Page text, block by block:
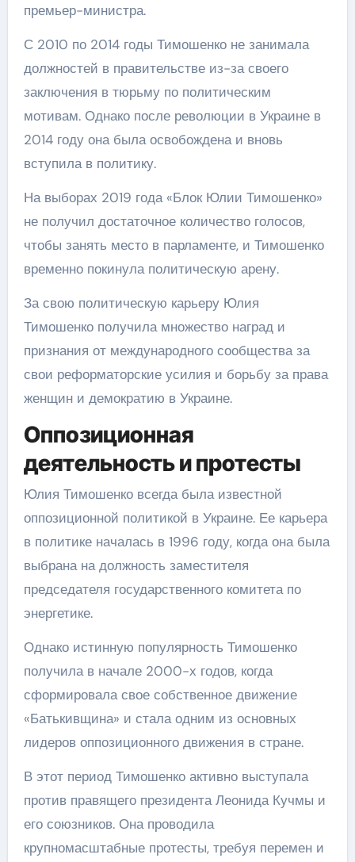
премьер-министра.
С 2010 по 2014 годы Тимошенко не занимала
должностей в правительстве из-за своего
заключения в тюрьму по политическим
мотивам. Однако после революции в Украине в
2014 году она была освобождена и вновь
вступила в политику.
На выборах 2019 года «Блок Юлии Тимошенко»
не получил достаточное количество голосов,
чтобы занять место в парламенте, и Тимошенко
временно покинула политическую арену.
За свою политическую карьеру Юлия
Тимошенко получила множество наград и
признания от международного сообщества за
свои реформаторские усилия и борьбу за права
женщин и демократию в Украине.
Оппозиционная
деятельность и протесты
Юлия Тимошенко всегда была известной
оппозиционной политикой в Украине. Ее карьера
в политике началась в 1996 году, когда она была
выбрана на должность заместителя
председателя государственного комитета по
энергетике.
Однако истинную популярность Тимошенко
получила в начале 2000-х годов, когда
сформировала свое собственное движение
«Батькивщина» и стала одним из основных
лидеров оппозиционного движения в стране.
В этот период Тимошенко активно выступала
против правящего президента Леонида Кучмы и
его союзников. Она проводила
крупномасштабные протесты, требуя перемен и